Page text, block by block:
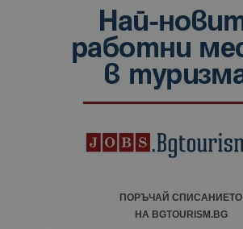
ПОРЪЧАЙ СПИСАНИЕТО
НА BGTOURISM.BG